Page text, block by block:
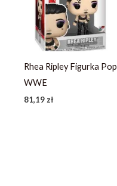
Rhea Ripley Figurka Pop
WWE
81,19zł